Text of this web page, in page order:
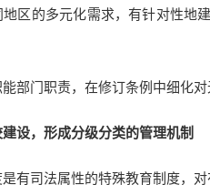
区的多元化需求，有针对性地
部门职责，在修订条例中细化
设，形成分级分类的管理机制
有司法属性的特殊教育制度，